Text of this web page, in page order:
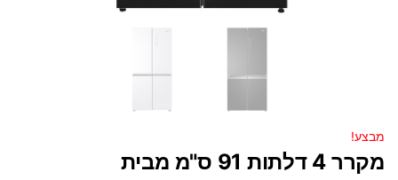
מבצע!
מקרר 4 דלתות 91 ס"מ מבית